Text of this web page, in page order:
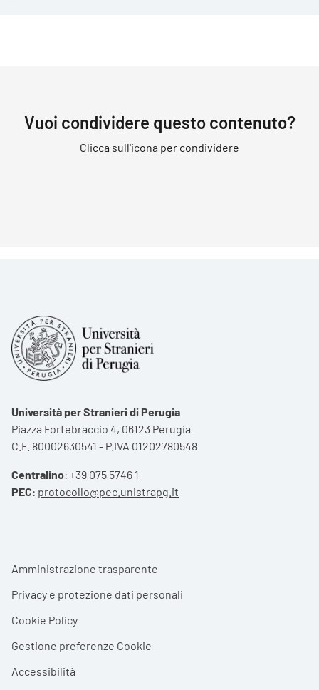
Vuoi condividere questo contenuto?
Clicca sull'icona per condividere
Università per Stranieri di Perugia
Piazza Fortebraccio 4, 06123 Perugia
C.F. 80002630541 - P.IVA 01202780548
Centralino: +39 075 5746 1
PEC: protocollo@pec.unistrapg.it
Footer menu
Amministrazione trasparente
Privacy e protezione dati personali
Cookie Policy
Gestione preferenze Cookie
Accessibilità